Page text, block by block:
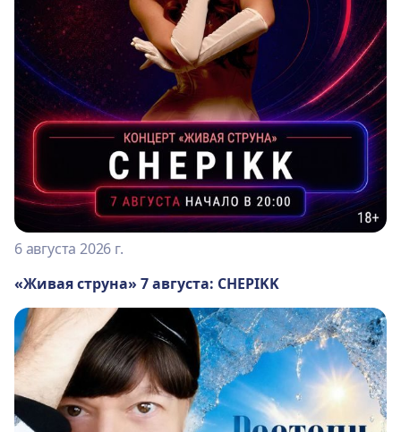
6 августа 2026 г.
«Живая струна» 7 августа: CHEPIKK